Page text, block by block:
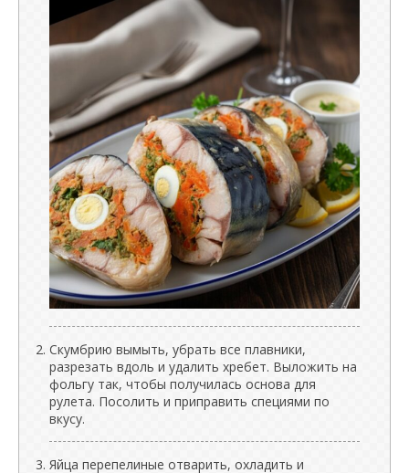
Скумбрию вымыть, убрать все плавники,
разрезать вдоль и удалить хребет. Выложить на
фольгу так, чтобы получилась основа для
рулета. Посолить и приправить специями по
вкусу.
Яйца перепелиные отварить, охладить и